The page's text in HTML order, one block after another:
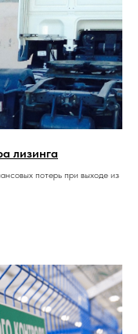
лизинга
потерь при выходе из